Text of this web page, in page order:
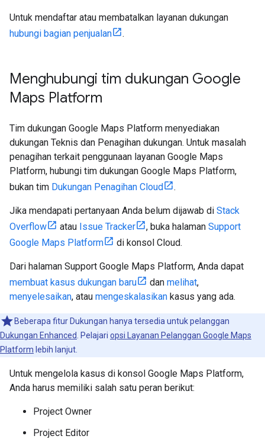
Untuk mendaftar atau membatalkan layanan dukungan
hubungi bagian penjualan
.
Menghubungi tim dukungan Google
Maps Platform
Tim dukungan Google Maps Platform menyediakan
dukungan Teknis dan Penagihan dukungan. Untuk masalah
penagihan terkait penggunaan layanan Google Maps
Platform, hubungi tim dukungan Google Maps Platform,
bukan tim Dukungan Penagihan Cloud .
Jika mendapati pertanyaan Anda belum dijawab di Stack
Overflow
atau Issue Tracker , buka halaman Support
Google Maps Platform
di konsol Cloud.
Dari halaman Support Google Maps Platform, Anda dapat
membuat kasus dukungan baru
dan melihat,
menyelesaikan, atau mengeskalasikan kasus yang ada.
Beberapa fitur Dukungan hanya tersedia untuk pelanggan
Dukungan Enhanced
. Pelajari opsi Layanan Pelanggan Google Maps
Platform lebih lanjut.
Untuk mengelola kasus di konsol Google Maps Platform,
Anda harus memiliki salah satu peran berikut:
Project Owner
Project Editor